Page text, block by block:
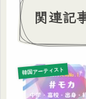
関連記
韓国アーティスト